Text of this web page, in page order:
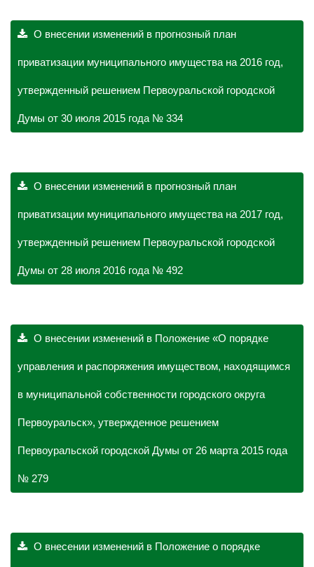
О внесении изменений в прогнозный план
приватизации муниципального имущества на 2016 год,
утвержденный решением Первоуральской городской
Думы от 30 июля 2015 года № 334
О внесении изменений в прогнозный план
приватизации муниципального имущества на 2017 год,
утвержденный решением Первоуральской городской
Думы от 28 июля 2016 года № 492
О внесении изменений в Положение «О порядке
управления и распоряжения имуществом, находящимся
в муниципальной собственности городского округа
Первоуральск», утвержденное решением
Первоуральской городской Думы от 26 марта 2015 года
№ 279
О внесении изменений в Положение о порядке